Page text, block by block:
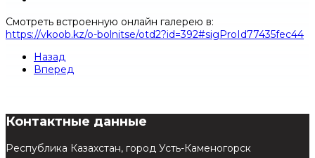
Смотреть встроенную онлайн галерею в:
https://vkoob.kz/o-bolnitse/otd2?id=392#sigProId77435fec44
Назад
Вперед
Контактные данные
Республика Казахстан, город Усть-Каменогорск